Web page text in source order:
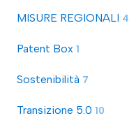
MISURE REGIONALI 4
Patent Box 1
Sostenibilità 7
Transizione 5.0 10